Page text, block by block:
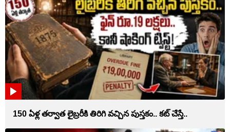
150 ఏళ్ల తర్వాత లైబ్రరీకి తిరిగి వచ్చిన పుస్తకం.. కట్ చేస్తే..